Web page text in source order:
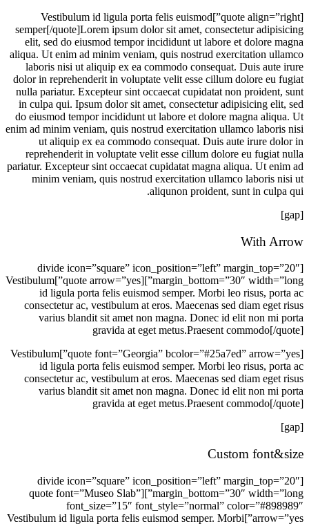
[quote align=”right”]Vestibulum id ligula porta felis euismod
semper[/quote]Lorem ipsum dolor sit amet, consectetur adipisicing
elit, sed do eiusmod tempor incididunt ut labore et dolore magna
aliqua. Ut enim ad minim veniam, quis nostrud exercitation ullamco
laboris nisi ut aliquip ex ea commodo consequat. Duis aute irure
dolor in reprehenderit in voluptate velit esse cillum dolore eu fugiat
nulla pariatur. Excepteur sint occaecat cupidatat non proident, sunt
in culpa qui. Ipsum dolor sit amet, consectetur adipisicing elit, sed
do eiusmod tempor incididunt ut labore et dolore magna aliqua. Ut
enim ad minim veniam, quis nostrud exercitation ullamco laboris nisi
ut aliquip ex ea commodo consequat. Duis aute irure dolor in
reprehenderit in voluptate velit esse cillum dolore eu fugiat nulla
pariatur. Excepteur sint occaecat cupidatat magna aliqua. Ut enim ad
minim veniam, quis nostrud exercitation ullamco laboris nisi ut
aliqunon proident, sunt in culpa qui.
[gap]
With Arrow
[divide icon=”square” icon_position=”left” margin_top=”20″
margin_bottom=”30″ width=”long”][quote arrow=”yes”]Vestibulum
id ligula porta felis euismod semper. Morbi leo risus, porta ac
consectetur ac, vestibulum at eros. Maecenas sed diam eget risus
varius blandit sit amet non magna. Donec id elit non mi porta
gravida at eget metus.Praesent commodo[/quote]
[quote font=”Georgia” bcolor=”#25a7ed” arrow=”yes”]Vestibulum
id ligula porta felis euismod semper. Morbi leo risus, porta ac
consectetur ac, vestibulum at eros. Maecenas sed diam eget risus
varius blandit sit amet non magna. Donec id elit non mi porta
gravida at eget metus.Praesent commodo[/quote]
[gap]
Custom font&size
[divide icon=”square” icon_position=”left” margin_top=”20″
margin_bottom=”30″ width=”long”][quote font=”Museo Slab”
font_size=”15″ font_style=”normal” color=”#898989″
arrow=”yes”]Vestibulum id ligula porta felis euismod semper. Morbi